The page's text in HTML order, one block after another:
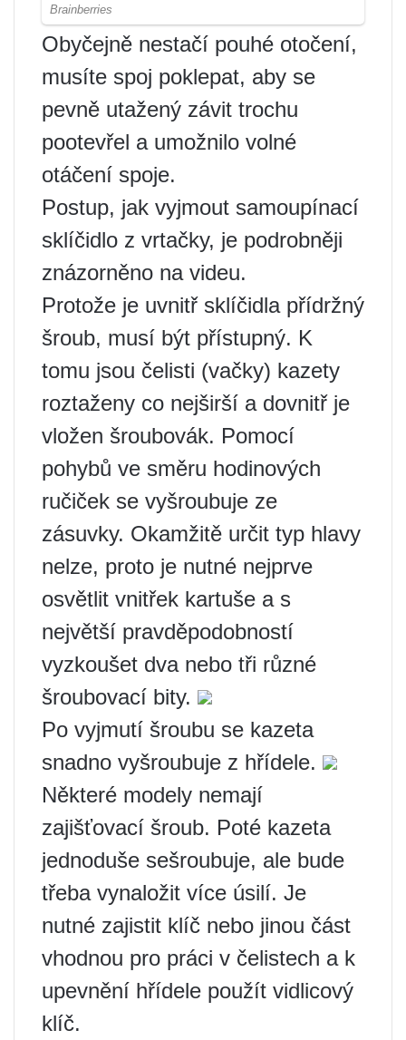
Obyčejně nestačí pouhé otočení,
musíte spoj poklepat, aby se
pevně utažený závit trochu
pootevřel a umožnilo volné
otáčení spoje.
Postup, jak vyjmout samoupínací
sklíčidlo z vrtačky, je podrobněji
znázorněno na videu.
Protože je uvnitř sklíčidla přídržný
šroub, musí být přístupný. K
tomu jsou čelisti (vačky) kazety
roztaženy co nejširší a dovnitř je
vložen šroubovák. Pomocí
pohybů ve směru hodinových
ručiček se vyšroubuje ze
zásuvky. Okamžitě určit typ hlavy
nelze, proto je nutné nejprve
osvětlit vnitřek kartuše a s
největší pravděpodobností
vyzkoušet dva nebo tři různé
šroubovací bity.
Po vyjmutí šroubu se kazeta
snadno vyšroubuje z hřídele.
Některé modely nemají
zajišťovací šroub. Poté kazeta
jednoduše sešroubuje, ale bude
třeba vynaložit více úsilí. Je
nutné zajistit klíč nebo jinou část
vhodnou pro práci v čelistech a k
upevnění hřídele použít vidlicový
klíč.